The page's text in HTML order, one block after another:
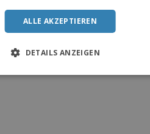
ALLE AKZEPTIEREN
DETAILS ANZEIGEN